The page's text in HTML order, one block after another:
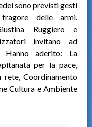
sono previsti gesti
delle armi.
Ruggiero e
invitano ad
Hanno aderito: La
per la pace,
rete, Coordinamento
Cultura e Ambiente